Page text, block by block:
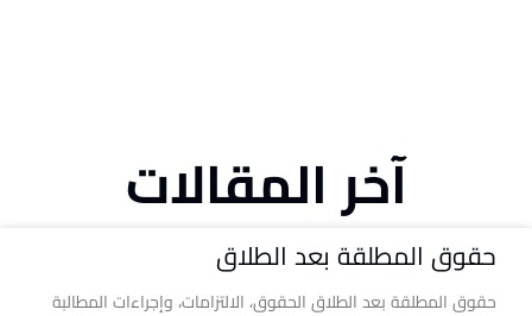
آخر المقالات
حقوق المطلقة بعد الطلاق
حقوق المطلقة بعد الطلاق الحقوق، الالتزامات، وإجراءات المطالبة